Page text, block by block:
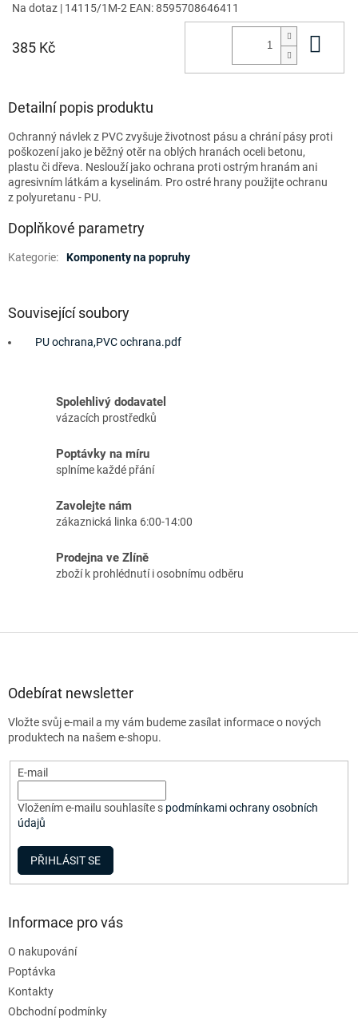
Na dotaz | 14115/1M-2 EAN:8595708646411
385 Kč
Detailní popis produktu
Ochranný návlek z PVC zvyšuje životnost pásu a chrání pásy proti
poškození jako je běžný otěr na oblých hranách oceli betonu,
plastu či dřeva. Neslouží jako ochrana proti ostrým hranám ani
agresivním látkám a kyselinám. Pro ostré hrany použijte ochranu
z polyuretanu - PU.
Doplňkové parametry
Kategorie: Komponenty na popruhy
Související soubory
PU ochrana,PVC ochrana.pdf
Spolehlivý dodavatel
vázacích prostředků
Poptávky na míru
splníme každé přání
Zavolejte nám
zákaznická linka 6:00-14:00
Prodejna ve Zlíně
zboží k prohlédnutí i osobnímu odběru
Odebírat newsletter
Vložte svůj e-mail a my vám budeme zasílat informace o nových
produktech na našem e-shopu.
E-mail
Vložením e-mailu souhlasíte s podmínkami ochrany osobních
údajů
PŘIHLÁSIT SE
Informace pro vás
O nakupování
Poptávka
Kontakty
Obchodní podmínky